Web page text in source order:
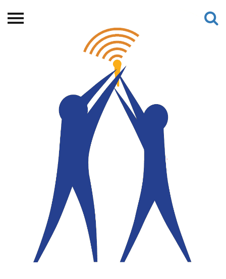
Beranda
Proyek Terdahulu
Kredit Web-site